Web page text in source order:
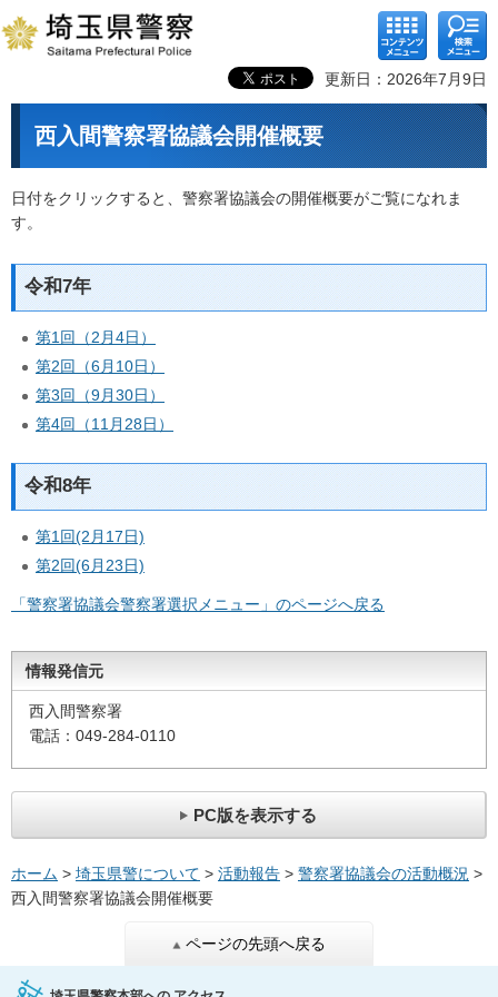
コンテ
ンツメ
ニュー
検索メ
ニュー
更新日：2026年7月9日
西入間警察署協議会開催概要
日付をクリックすると、警察署協議会の開催概要がご覧になれま
す。
令和7年
第1回（2月4日）
第2回（6月10日）
第3回（9月30日）
第4回（11月28日）
令和8年
第1回(2月17日)
第2回(6月23日)
「警察署協議会警察署選択メニュー」のページへ戻る
情報発信元
西入間警察署
電話：049-284-0110
PC版を表示する
ホーム > 埼玉県警について > 活動報告 > 警察署協議会の活動概況 >
西入間警察署協議会開催概要
ページの先頭へ戻る